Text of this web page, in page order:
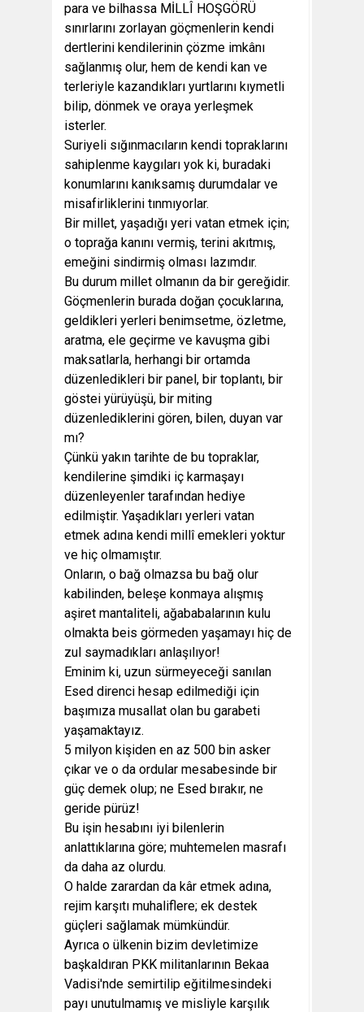
para ve bilhassa MİLLÎ HOŞGÖRÜ
sınırlarını zorlayan göçmenlerin kendi
dertlerini kendilerinin çözme imkânı
sağlanmış olur, hem de kendi kan ve
terleriyle kazandıkları yurtlarını kıymetli
bilip, dönmek ve oraya yerleşmek
isterler.
Suriyeli sığınmacıların kendi topraklarını
sahiplenme kaygıları yok ki, buradaki
konumlarını kanıksamış durumdalar ve
misafirliklerini tınmıyorlar.
Bir millet, yaşadığı yeri vatan etmek için;
o toprağa kanını vermiş, terini akıtmış,
emeğini sindirmiş olması lazımdır.
Bu durum millet olmanın da bir gereğidir.
Göçmenlerin burada doğan çocuklarına,
geldikleri yerleri benimsetme, özletme,
aratma, ele geçirme ve kavuşma gibi
maksatlarla, herhangi bir ortamda
düzenledikleri bir panel, bir toplantı, bir
göstei yürüyüşü, bir miting
düzenlediklerini gören, bilen, duyan var
mı?
Çünkü yakın tarihte de bu topraklar,
kendilerine şimdiki iç karmaşayı
düzenleyenler tarafından hediye
edilmiştir. Yaşadıkları yerleri vatan
etmek adına kendi millî emekleri yoktur
ve hiç olmamıştır.
Onların, o bağ olmazsa bu bağ olur
kabilinden, beleşe konmaya alışmış
aşiret mantaliteli, ağababalarının kulu
olmakta beis görmeden yaşamayı hiç de
zul saymadıkları anlaşılıyor!
Eminim ki, uzun sürmeyeceği sanılan
Esed direnci hesap edilmediği için
başımıza musallat olan bu garabeti
yaşamaktayız.
5 milyon kişiden en az 500 bin asker
çıkar ve o da ordular mesabesinde bir
güç demek olup; ne Esed bırakır, ne
geride pürüz!
Bu işin hesabını iyi bilenlerin
anlattıklarına göre; muhtemelen masrafı
da daha az olurdu.
O halde zarardan da kâr etmek adına,
rejim karşıtı muhaliflere; ek destek
güçleri sağlamak mümkündür.
Ayrıca o ülkenin bizim devletimize
başkaldıran PKK militanlarının Bekaa
Vadisi'nde semirtilip eğitilmesindeki
payı unutulmamış ve misliyle karşılık